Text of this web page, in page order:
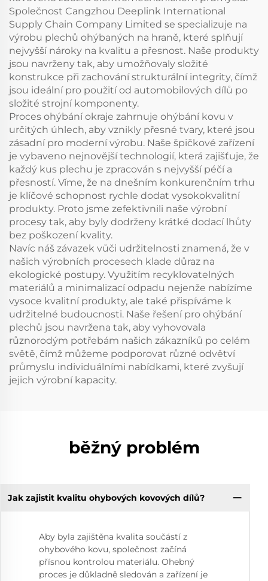
Společnost Cangzhou Deeplink International
Supply Chain Company Limited se specializuje na
výrobu plechů ohýbaných na hraně, které splňují
nejvyšší nároky na kvalitu a přesnost. Naše produkty
jsou navrženy tak, aby umožňovaly složité
konstrukce při zachování strukturální integrity, čímž
jsou ideální pro použití od automobilových dílů po
složité strojní komponenty.
Proces ohýbání okraje zahrnuje ohýbání kovu v
určitých úhlech, aby vznikly přesné tvary, které jsou
zásadní pro moderní výrobu. Naše špičkové zařízení
je vybaveno nejnovější technologií, která zajišťuje, že
každý kus plechu je zpracován s nejvyšší péčí a
přesností. Víme, že na dnešním konkurenčním trhu
je klíčové schopnost rychle dodat vysokokvalitní
produkty. Proto jsme zefektivnili naše výrobní
procesy tak, aby byly dodrženy krátké dodací lhůty
bez poškození kvality.
Navíc náš závazek vůči udržitelnosti znamená, že v
našich výrobních procesech klade důraz na
ekologické postupy. Využitím recyklovatelných
materiálů a minimalizací odpadu nejenže nabízíme
vysoce kvalitní produkty, ale také přispíváme k
udržitelné budoucnosti. Naše řešení pro ohýbání
plechů jsou navržena tak, aby vyhovovala
různorodým potřebám našich zákazníků po celém
světě, čímž můžeme podporovat různé odvětví
průmyslu individuálními nabídkami, které zvyšují
jejich výrobní kapacity.
běžný problém
Jak zajistit kvalitu ohybových kovových dílů?
Aby byla zajištěna kvalita součástí z
ohybového kovu, společnost začíná
přísnou kontrolou materiálu. Ohebný
proces je důkladně sledován a zařízení je